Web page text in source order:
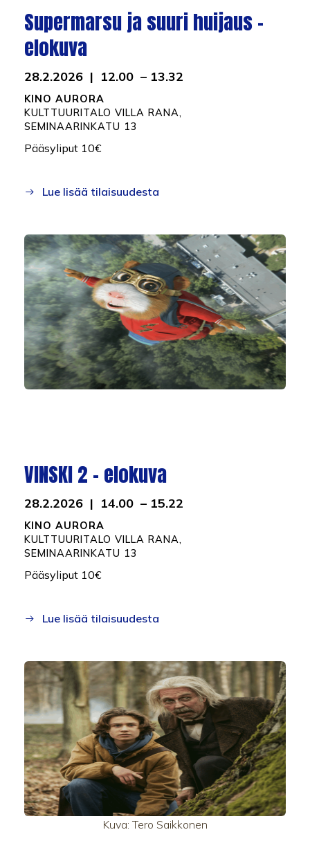
Supermarsu ja suuri huijaus –
elokuva
28.2.2026 | 12.00 – 13.32
KINO AURORA
KULTTUURITALO VILLA RANA,
SEMINAARINKATU 13
Pääsyliput 10€
Lue lisää tilaisuudesta
VINSKI 2 – elokuva
28.2.2026 | 14.00 – 15.22
KINO AURORA
KULTTUURITALO VILLA RANA,
SEMINAARINKATU 13
Pääsyliput 10€
Lue lisää tilaisuudesta
Kuva: Tero Saikkonen